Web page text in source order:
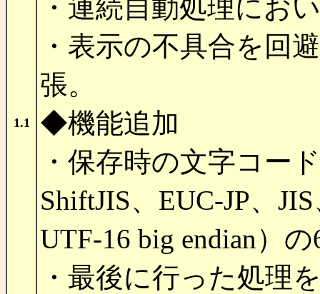
1.1
・連続自動処理にお
・表示の不具合を回
張。
◆機能追加
・保存時の文字コー
ShiftJIS、EUC-JP、
UTF-16 big endian）
・最後に行った処理